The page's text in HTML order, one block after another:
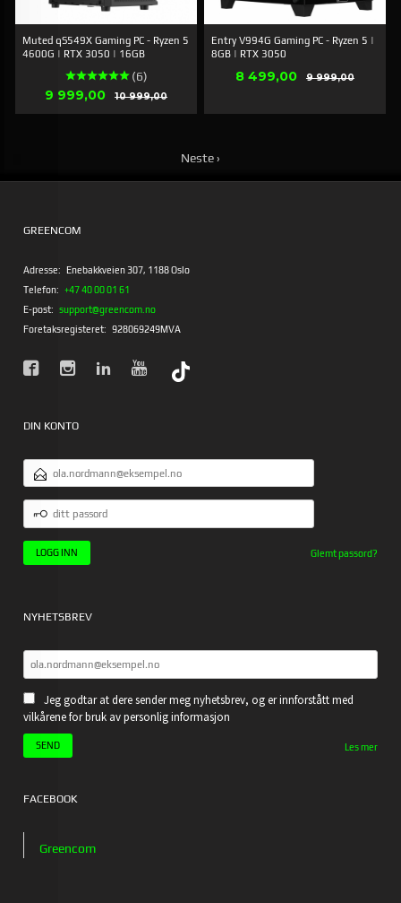
Muted qS549X Gaming PC - Ryzen 5
4600G | RTX 3050 | 16GB
(6)
Tilbud
9 999,00 10 999,00Rabatt
Entry V994G Gaming PC - Ryzen 5 |
8GB | RTX 3050
Tilbud
8 499,00 9 999,00Rabatt
Neste ›
GREENCOM
Adresse: Enebakkveien 307, 1188 Oslo
Telefon: +47 40 00 01 61
E-post: support@greencom.no
Foretaksregisteret: 928069249MVA
DIN KONTO
E-
POSTADRESSE
PASSORD
Glemt passord?
NYHETSBREV
Jeg godtar at dere sender meg nyhetsbrev, og er innforstått med
vilkårene for bruk av personlig informasjon
Les mer
FACEBOOK
Greencom